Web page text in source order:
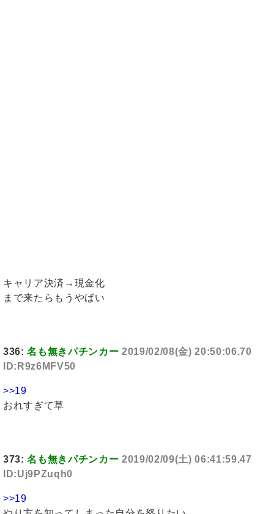
キャリア決済→現金化
まで来たらもうやばい
336:名も無きパチンカー 2019/02/08(金) 20:50:06.70
ID:R9z6MFV50
>>19
おれすぎて草
373:名も無きパチンカー 2019/02/09(土) 06:41:59.47
ID:Uj9PZuqh0
>>19